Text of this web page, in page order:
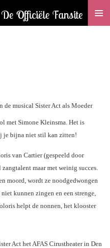
De Officiële Fansite
musical Sister Act als Moeder
met Simone Kleinsma. Het is
je bijna niet stil kan zitten!
van Cartier (gespeeld door
maar met weinig succes.
moord, wordt ze noodgedwongen
kunnen zingen en een strenge,
helpt de nonnen, het klooster
Act het AFAS Cirustheater in Den